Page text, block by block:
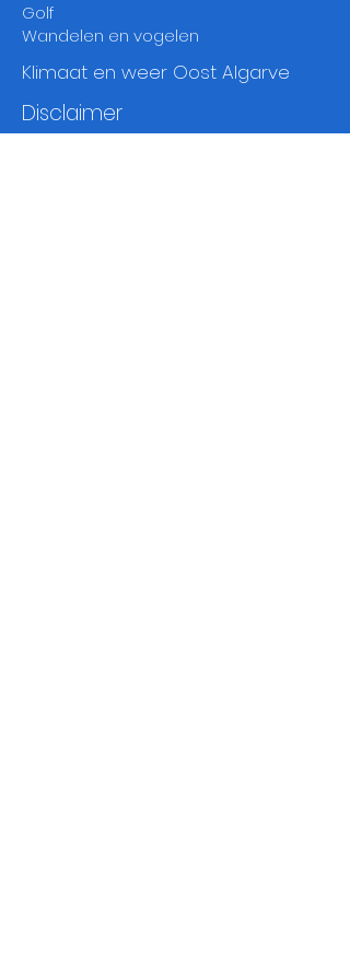
Golf
Wandelen en vogelen
Klimaat en weer Oost Algarve
Disclaimer